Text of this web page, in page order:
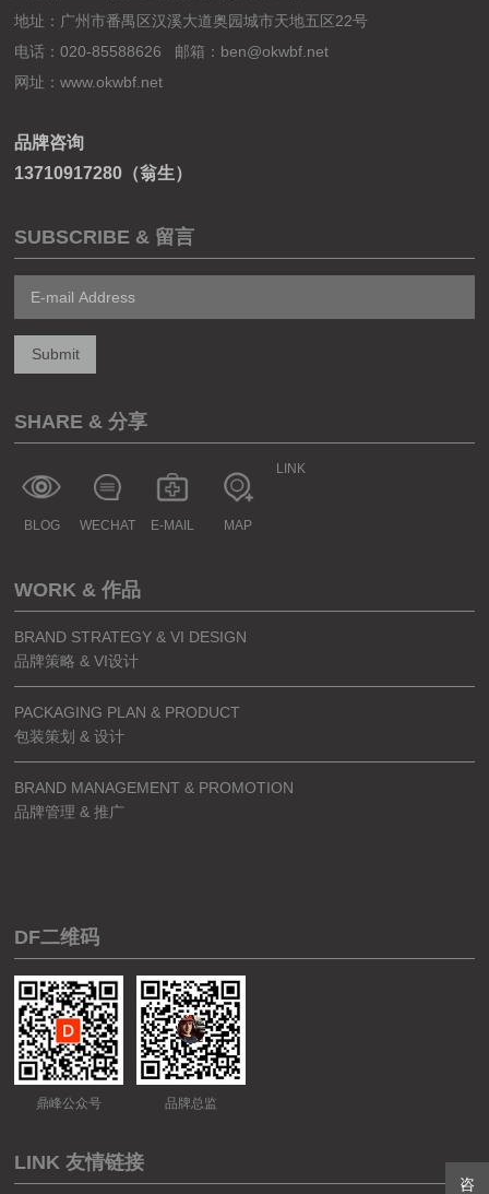
地址：广州市番禺区汉溪大道奥园城市天地五区22号
电话：020-85588626 邮箱：ben@okwbf.net
网址：www.okwbf.net
品牌咨询
13710917280（翁生）
SUBSCRIBE & 留言
SHARE & 分享
BLOG WECHAT E-MAIL MAP
LINK
WORK & 作品
BRAND STRATEGY & VI DESIGN
品牌策略 & VI设计
PACKAGING PLAN & PRODUCT
包装策划 & 设计
BRAND MANAGEMENT & PROMOTION
品牌管理 & 推广
DF二维码
鼎峰公众号 品牌总监
LINK 友情链接
咨